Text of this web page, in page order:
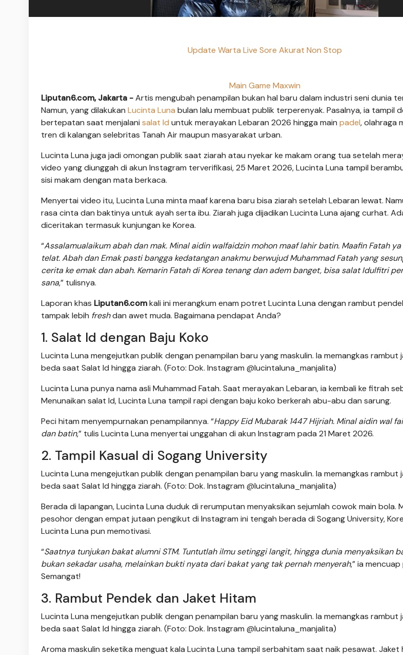
Update Warta Live Sore Akurat Non Stop
Main Game Maxwin
Liputan6.com, Jakarta -Artis mengubah penampilan bukan hal baru dalam industri seni dunia
Namun, yang dilakukan Lucinta Luna bulan lalu membuat publik terperenyak. Pasalnya, ia tampil
bertepatan saat menjalani salat Id untuk merayakan Lebaran 2026 hingga main padel, olahraga
tren di kalangan selebritas Tanah Air maupun masyarakat urban.
Lucinta Luna juga jadi omongan publik saat ziarah atau nyekar ke makam orang tua setelah
video yang diunggah di akun Instagram terverifikasi, 25 Maret 2026, Lucinta Luna tampil
sisi makam dengan mata berkaca.
Menyertai video itu, Lucinta Luna minta maaf karena baru bisa ziarah setelah Lebaran lewat.
rasa cinta dan baktinya untuk ayah serta ibu. Ziarah juga dijadikan Lucinta Luna ajang curhat.
diceritakan termasuk kunjungan ke Korea.
“Assalamualaikum abah dan mak. Minal aidin walfaidzin mohon maaf lahir batin. Maafin Fatah
telat. Abah dan Emak pasti bangga kedatangan anakmu berwujud Muhammad Fatah yang
cerita ke emak dan abah. Kemarin Fatah di Korea tenang dan adem banget, bisa salat Idulfitri
sana,” tulisnya.
Laporan khas Liputan6.comkali ini merangkum enam potret Lucinta Luna dengan rambut
tampak lebih freshdan awet muda. Bagaimana pendapat Anda?
1. Salat Id dengan Baju Koko
Lucinta Luna mengejutkan publik dengan penampilan baru yang maskulin. Ia memangkas rambut
beda saat Salat Id hingga ziarah. (Foto: Dok. Instagram @lucintaluna_manjalita)
Lucinta Luna punya nama asli Muhammad Fatah. Saat merayakan Lebaran, ia kembali ke fitrah
Menunaikan salat Id, Lucinta Luna tampil rapi dengan baju koko berkerah abu-abu dan sarung.
Peci hitam menyempurnakan penampilannya. “Happy Eid Mubarak 1447 Hijriah. Minal aidin wal
dan batin,” tulis Lucinta Luna menyertai unggahan di akun Instagram pada 21 Maret 2026.
2. Tampil Kasual di Sogang University
Lucinta Luna mengejutkan publik dengan penampilan baru yang maskulin. Ia memangkas rambut
beda saat Salat Id hingga ziarah. (Foto: Dok. Instagram @lucintaluna_manjalita)
Berada di lapangan, Lucinta Luna duduk di rerumputan menyaksikan sejumlah cowok main bola.
pesohor dengan empat jutaan pengikut di Instagram ini tengah berada di Sogang University,
Lucinta Luna pun memotivasi.
“Saatnya tunjukan bakat alumni STM. Tuntutlah ilmu setinggi langit, hingga dunia menyaksikan
bukan sekadar usaha, melainkan bukti nyata dari bakat yang tak pernah menyerah,” ia
Semangat!
3. Rambut Pendek dan Jaket Hitam
Lucinta Luna mengejutkan publik dengan penampilan baru yang maskulin. Ia memangkas rambut
beda saat Salat Id hingga ziarah. (Foto: Dok. Instagram @lucintaluna_manjalita)
Aroma maskulin seketika menguat kala Lucinta Luna tampil serbahitam saat naik pesawat. Jaket